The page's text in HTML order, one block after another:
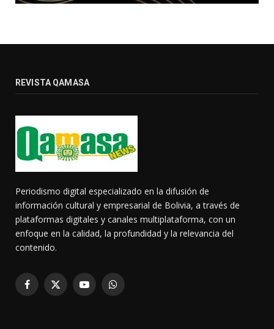
REVISTA QAMASA
Periodismo digital especializado en la difusión de
información cultural y empresarial de Bolivia, a través de
plataformas digitales y canales multiplataforma, con un
enfoque en la calidad, la profundidad y la relevancia del
contenido.
Facebook
X
YouTubeWhatsApp